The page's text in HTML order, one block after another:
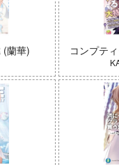
Summer
り
(蘭華) コンプテ